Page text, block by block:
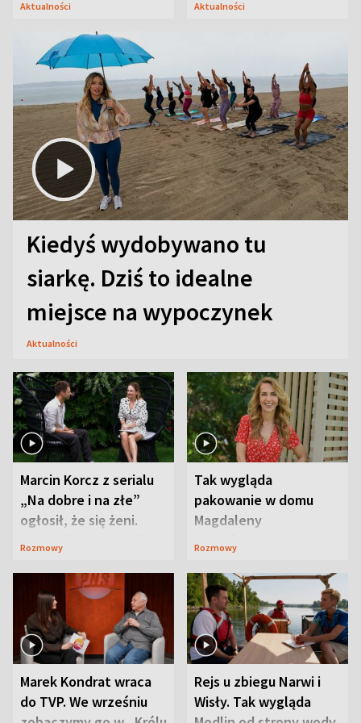
Aktualności Aktualności
Kiedyś wydobywano tu
siarkę. Dziś to idealne
miejsce na wypoczynek
Aktualności
Marcin Korcz z serialu
„Na dobre i na złe”
ogłosił, że się żeni.
Zdradził, co zmienił
Rozmowy
Tak wygląda
pakowanie w domu
Magdaleny
Waligórskiej-Lisieckiej.
Rozmowy
Marek Kondrat wraca
do TVP. We wrześniu
Rejs u zbiegu Narwi i
Wisły. Tak wygląda